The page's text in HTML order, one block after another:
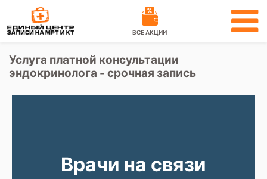
ВСЕ АКЦИИ
Услуга платной консультации
эндокринолога - срочная запись
Врачи на связи